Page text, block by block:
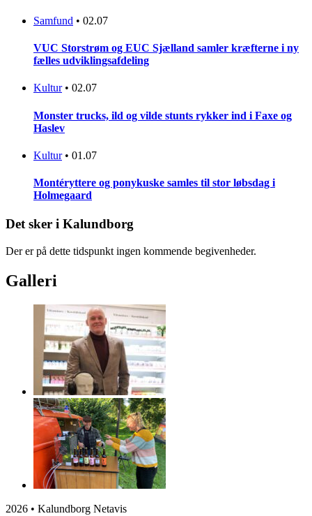
Samfund • 02.07
VUC Storstrøm og EUC Sjælland samler kræfterne i ny
fælles udviklingsafdeling
Kultur • 02.07
Monster trucks, ild og vilde stunts rykker ind i Faxe og
Haslev
Kultur • 01.07
Montéryttere og ponykuske samles til stor løbsdag i
Holmegaard
Det sker i Kalundborg
Der er på dette tidspunkt ingen kommende begivenheder.
Galleri
2026 • Kalundborg Netavis